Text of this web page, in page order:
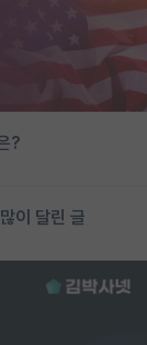
?
이 달린 글